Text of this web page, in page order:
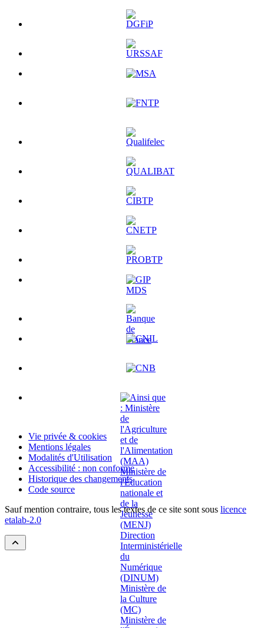
Vie privée & cookies
Mentions légales
Modalités d'Utilisation
Accessibilité : non conforme
Historique des changements
Code source
Sauf mention contraire, tous les textes de ce site sont sous licence
etalab-2.0